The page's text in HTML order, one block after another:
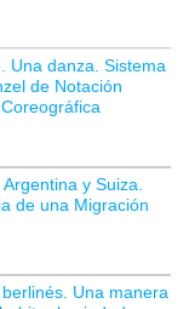
EXISTENCIAS
Una danza. Sistema
de Notación
Coreográfica
Argentina y Suiza.
de una Migración
Una manera